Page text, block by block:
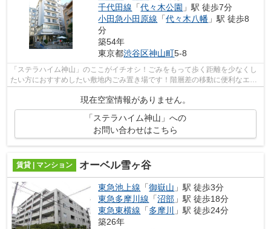
千代田線 「代々木公園 」駅 徒歩7分
小田急小田原線 「代々木八幡 」駅 徒歩8
分
築54年
東京都渋谷区神山町5-8
「ステラハイム神山」のここがイチオシ！ごみをもって歩く距離を少なくし
たい方におすすめしたい敷地内ごみ置き場です！階層差の移動に便利なエレ
現在空室情報がありません。
「ステラハイム神山」への
お問い合わせはこちら
賃貸 | マンション オーベル雪ヶ谷
東急池上線 「御嶽山 」駅 徒歩3分
東急多摩川線 「沼部 」駅 徒歩18分
東急東横線 「多摩川
」駅 徒歩24分
築26年